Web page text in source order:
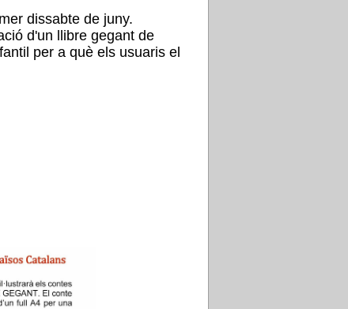
dissabte de juny.
d'un llibre gegant de
per a què els usuaris el